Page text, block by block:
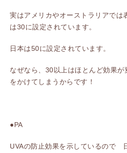
実はアメリカやオーストラリアでは
は30に設定されています。
日本は50に設定されています。
なぜなら、30以上はほとんど効果が
をかけてしまうからです！
●PA
UVAの防止効果を示しているので